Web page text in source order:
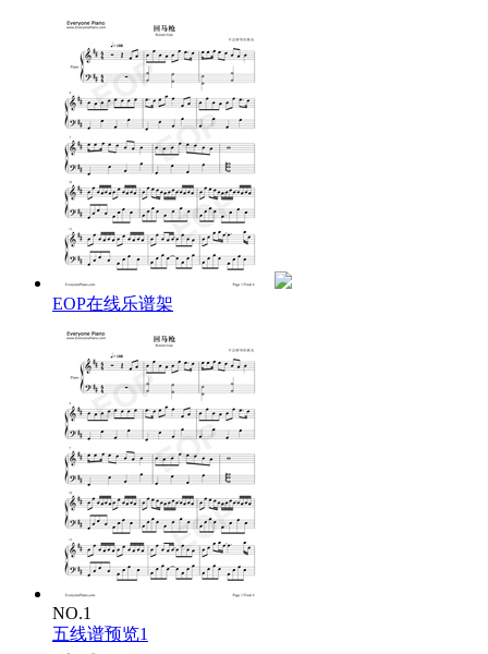
雪却输梅一段香
风中英雄叹彷徨
一杆缨枪竖身旁
阁楼红颜静思量
相视一笑梦一场
为你深情点成将
金戈铁马上战场
我愿为你一生守边疆
我学会那本领回马枪
赶走虎豹豺狼
让你不会再受伤
我会站在最高的山岗
我英姿那飒爽 回马枪
飒爽英姿五尺枪
叱咤风云踏苍狼
曙光初照演兵场
女子飞扬回马枪
手持丈二枪 北战关外南过江
上山猛虎斗 也能入海捉龙王
此枪路法八十四 一路更比一路强
怀抱琵琶迎门刺 二郎担山肩上扛
梅雪争春未肯降
雪却输梅一段香
风中英雄叹彷徨
一杆缨枪竖身旁
EOP在线乐谱架
NO.1
五线谱预览1